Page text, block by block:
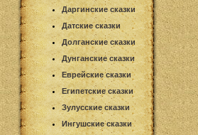
Даргинские сказки
Датские сказки
Долганские сказки
Дунганские сказки
Еврейские сказки
Египетские сказки
Зулусские сказки
Ингушские сказки